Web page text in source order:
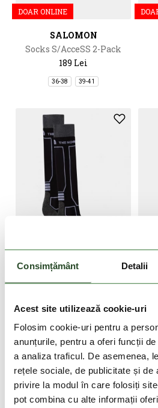
Consimțământ Detalii
Acest site utilizează cookie-uri
Folosim cookie-uri pentru a
anunțurile, pentru a oferi funcții
a analiza traficul. De asemenea,
rețele sociale, de publicitate și de
privire la modul în care folosiți
pot combina cu alte informații
DOAR ONLINE
SALOMON
Socks S/AcceSS 2-Pack
189 Lei
36-38 39-41
159 Lei
M